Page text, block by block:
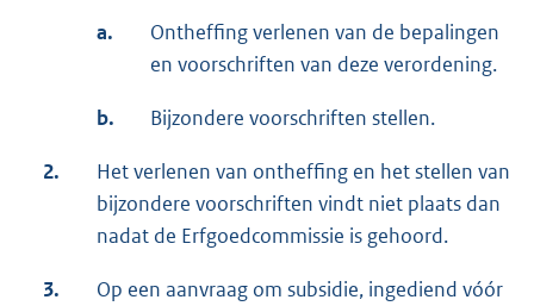
a.
Ontheffing verlenen van de bepalingen
en voorschriften van deze verordening.
b. Bijzondere voorschriften stellen.
2.
Het verlenen van ontheffing en het stellen van
bijzondere voorschriften vindt niet plaats dan
nadat de Erfgoedcommissie is gehoord.
3.
Op een aanvraag om subsidie, ingediend vóór